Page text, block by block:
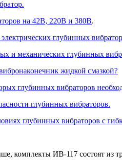
на 42В, 220В и 380В.
глубинных
и механических глубинных
жидкой смазкой?
глубинных вибраторов
глубинных вибраторов.
глубинных вибраторов с
комплекты ИВ-117 состоят из